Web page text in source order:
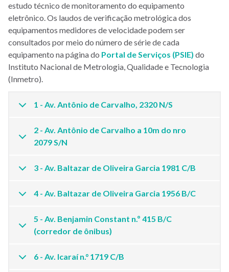
estudo técnico de monitoramento do equipamento
eletrônico. Os laudos de verificação metrológica dos
equipamentos medidores de velocidade podem ser
consultados por meio do número de série de cada
equipamento na página do Portal de Serviços (PSIE) do
Instituto Nacional de Metrologia, Qualidade e Tecnologia
(Inmetro).
1 - Av. Antônio de Carvalho, 2320 N/S
2 - Av. Antônio de Carvalho a 10m do nro
2079 S/N
3 - Av. Baltazar de Oliveira Garcia 1981 C/B
4 - Av. Baltazar de Oliveira Garcia 1956 B/C
5 - Av. Benjamin Constant n.º 415 B/C
(corredor de ônibus)
6 - Av. Icaraí n.° 1719 C/B